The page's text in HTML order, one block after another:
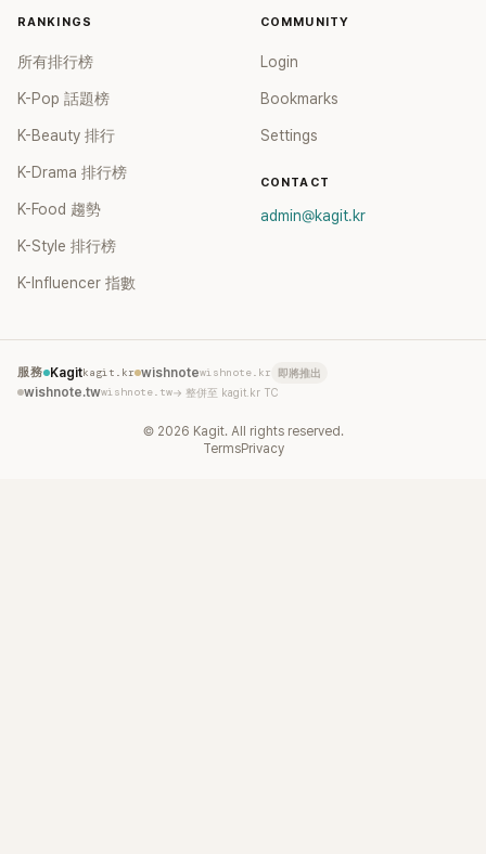
RANKINGS
所有排行榜
K-Pop 話題榜
K-Beauty 排行
K-Drama 排行榜
K-Food 趨勢
K-Style 排行榜
K-Influencer 指數
COMMUNITY
Login
Bookmarks
Settings
CONTACT
admin@kagit.kr
服務 Kagitkagit.kr wishnotewishnote.kr 即將推出
wishnote.twwishnote.tw→ 整併至 kagit.kr TC
© 2026 Kagit. All rights reserved.
TermsPrivacy